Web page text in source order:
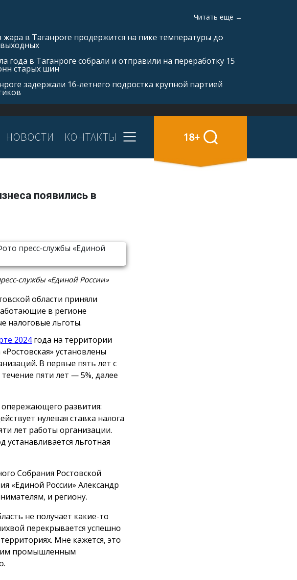
Читать ещё →
жара в Таганроге продержится на пике температуры до
года в Таганроге собрали и отправили на переработку 15
старых шин
задержали 16-летнего подростка крупной партией
НОВОСТИ КОНТАКТЫ 18+
появились в
службы «Единой России»
области приняли
в регионе
налоговые льготы.
2024года на территории
установлены
В первые пять лет с
пяти лет — 5%, далее
развития:
нулевая ставка налога
лет работы организации.
льготная
Собрания Ростовской
«Единой России» Александр
и региону.
не получает какие-то
перекрывается успешно
Мне кажется, это
промышленным